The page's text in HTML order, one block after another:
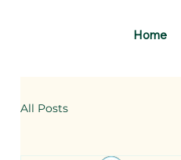
Home
All Posts